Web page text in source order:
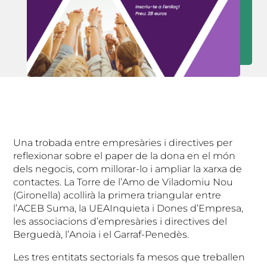
Una trobada entre empresàries i directives per
reflexionar sobre el paper de la dona en el món
dels negocis, com millorar-lo i ampliar la xarxa de
contactes. La Torre de l’Amo de Viladomiu Nou
(Gironella) acollirà la primera triangular entre
l’ACEB Suma, la UEAInquieta i Dones d’Empresa,
les associacions d’empresàries i directives del
Berguedà, l’Anoia i el Garraf-Penedès.
Les tres entitats sectorials fa mesos que treballen